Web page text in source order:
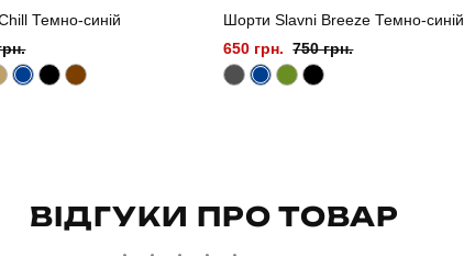
Темно-синій
Шорти Slavni Breeze Темно-синій
650 грн. 750 грн.
ВІДГУКИ ПРО ТОВАР